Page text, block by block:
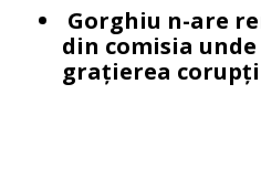
Gorghiu n-are
din comisia
grațierea